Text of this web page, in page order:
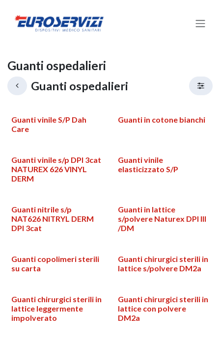
Guanti ospedalieri
Guanti ospedalieri
Guanti vinile S/P Dah
Care
Guanti in cotone bianchi
Guanti vinile s/p DPI 3cat
NATUREX 626 VINYL
DERM
Guanti vinile
elasticizzato S/P
Guanti nitrile s/p
NAT626 NITRYL DERM
DPI 3cat
Guanti in lattice
s/polvere Naturex DPI III
/DM
Guanti copolimeri sterili
su carta
Guanti chirurgici sterili in
lattice s/polvere DM2a
Guanti chirurgici sterili in
lattice leggermente
impolverato
Guanti chirurgici sterili in
lattice con polvere
DM2a